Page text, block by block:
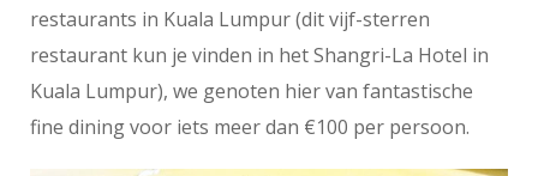
restaurants in Kuala Lumpur (dit vijf-sterren
restaurant kun je vinden in het Shangri-La Hotel in
Kuala Lumpur), we genoten hier van fantastische
fine dining voor iets meer dan €100 per persoon.